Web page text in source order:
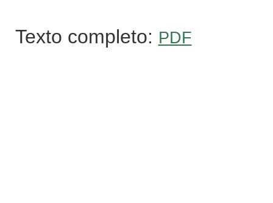
Texto completo: PDF